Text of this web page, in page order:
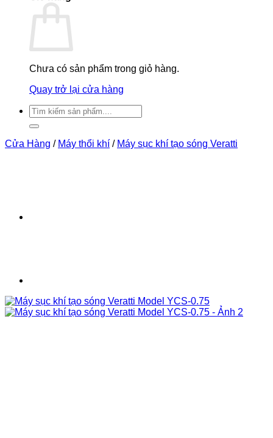
Chưa có sản phẩm trong giỏ hàng.
Quay trở lại cửa hàng
Tìm
kiếm:
Cửa Hàng / Máy thổi khí / Máy sục khí tạo sóng Veratti